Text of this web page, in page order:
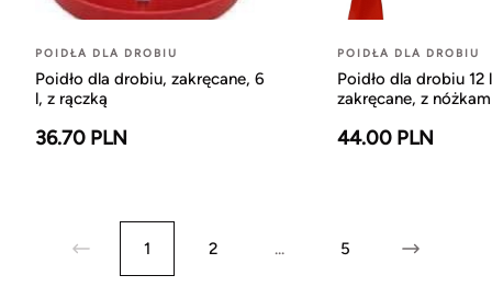
POIDŁA DLA DROBIU
Poidło dla drobiu, zakręcane, 6
l, z rączką
36.70 PLN
POIDŁA DLA DROBIU
Poidło dla drobiu
zakręcane, z
44.00 PLN
1 2 ... 5